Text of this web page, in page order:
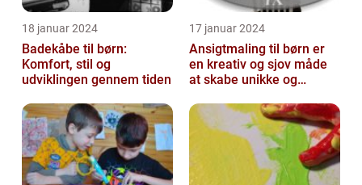
18 januar 2024
Badekåbe til børn:
Komfort, stil og
udviklingen gennem tiden
17 januar 2024
Ansigtmaling til børn er
en kreativ og sjov måde
at skabe unikke og